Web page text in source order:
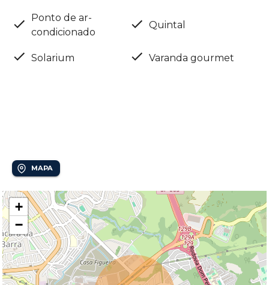
Ponto de ar-
condicionado
Quintal
Solarium Varanda gourmet
MAPA
+
−